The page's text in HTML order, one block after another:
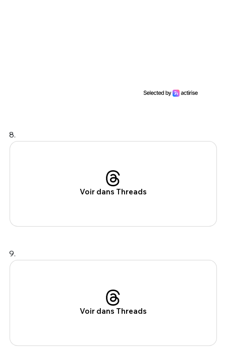
8.
Voir dans Threads
9.
Voir dans Threads